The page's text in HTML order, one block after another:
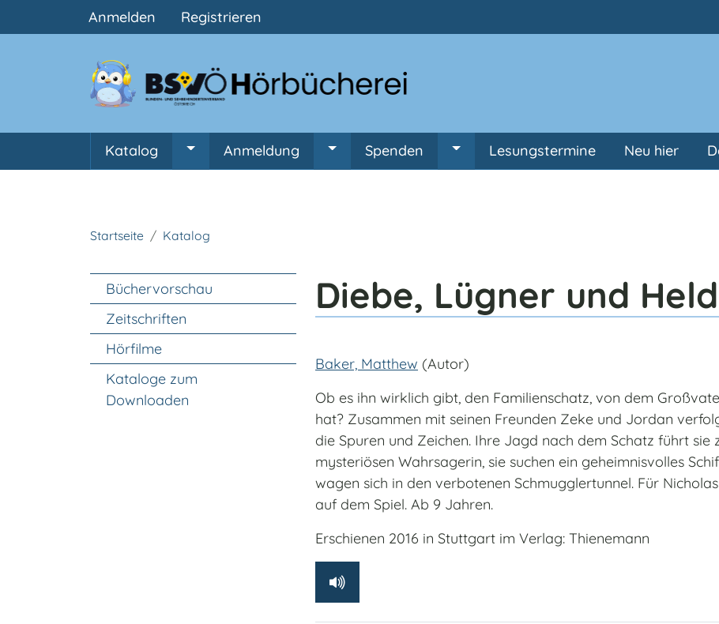
Benutzermenü
Anmelden Registrieren
Hauptnavigation
Katalog Untermenü von Katalog
Anmeldung Untermenü von Anmeldung
Spenden Untermenü von Spenden
Lesungstermine Neu hier
Startseite Katalog
Diebe, Lügner und
Baker, Matthew (Autor)
Ob es ihn wirklich gibt, den Familienschatz, von dem
hat? Zusammen mit seinen Freunden Zeke und Jordan
die Spuren und Zeichen. Ihre Jagd nach dem Schatz führt sie
mysteriösen Wahrsagerin, sie suchen ein geheimnisvolles
wagen sich in den verbotenen Schmugglertunnel. Für
auf dem Spiel. Ab 9 Jahren.
Erschienen 2016 in Stuttgart im Verlag: Thienemann
Unter Navigation
Büchervorschau
Zeitschriften
Hörfilme
Kataloge zum
Downloaden